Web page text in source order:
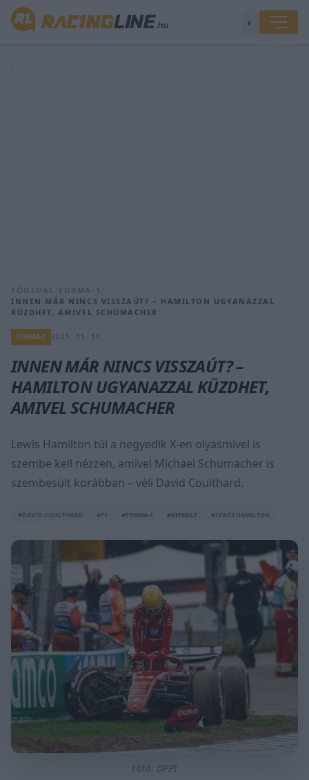
◐
FŐOLDAL FORMA-1
INNEN MÁR NINCS VISSZAÚT? – HAMILTON UGYANAZZAL
KÜZDHET, AMIVEL SCHUMACHER
FORMA-1
INNEN MÁR NINCS VISSZAÚT? –
HAMILTON UGYANAZZAL KÜZDHET,
AMIVEL SCHUMACHER
Lewis Hamilton túl a negyedik X-en olyasmivel is
szembe kell nézzen, amivel Michael Schumacher is
szembesült korábban – véli David Coulthard.
#DAVID COULTHARD #F1 #FORMA-1 #KIEMELT #LEWIS HAMILTON
Fotó: DPPI